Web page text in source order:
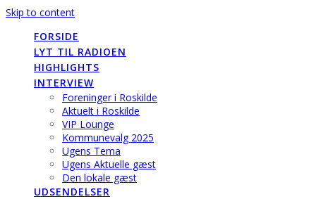
Skip to content
FORSIDE
LYT TIL RADIOEN
HIGHLIGHTS
INTERVIEW
Foreninger i Roskilde
Aktuelt i Roskilde
VIP Lounge
Kommunevalg 2025
Ugens Tema
Ugens Aktuelle gæst
Den lokale gæst
UDSENDELSER